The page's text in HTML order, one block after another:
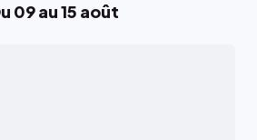
09 au 15 août